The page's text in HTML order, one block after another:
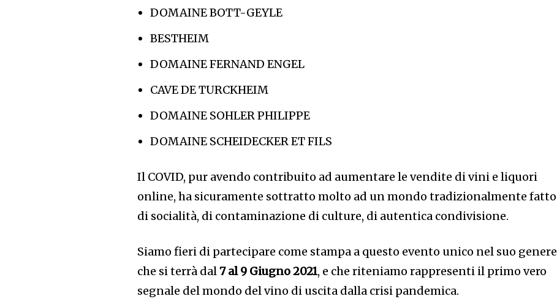
DOMAINE BOTT-GEYLE
BESTHEIM
DOMAINE FERNAND ENGEL
CAVE DE TURCKHEIM
DOMAINE SOHLER PHILIPPE
DOMAINE SCHEIDECKER ET FILS
Il COVID, pur avendo contribuito ad aumentare le vendite di vini e liquori
online, ha sicuramente sottratto molto ad un mondo tradizionalmente fatto
di socialità, di contaminazione di culture, di autentica condivisione.
Siamo fieri di partecipare come stampa a questo evento unico nel suo genere
che si terrà dal7 al 9 Giugno 2021, e che riteniamo rappresenti il primo vero
segnale del mondo del vino di uscita dalla crisi pandemica.